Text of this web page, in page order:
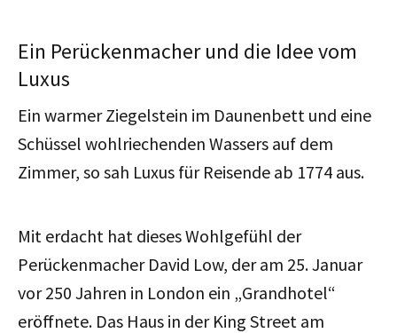
Ein Perückenmacher und die Idee vom
Luxus
Ein warmer Ziegelstein im Daunenbett und eine
Schüssel wohlriechenden Wassers auf dem
Zimmer, so sah Luxus für Reisende ab 1774 aus.
Mit erdacht hat dieses Wohlgefühl der
Perückenmacher David Low, der am 25. Januar
vor 250 Jahren in London ein „Grandhotel“
eröffnete. Das Haus in der King Street am